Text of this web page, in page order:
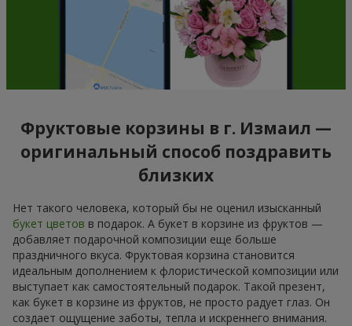
Фруктовые корзины в г. Измаил —
оригинальный способ поздравить
близких
Нет такого человека, который бы не оценил изысканный
букет цветов в подарок. А букет в корзине из фруктов —
добавляет подарочной композиции еще больше
праздничного вкуса. Фруктовая корзина становится
идеальным дополнением к флористической композиции или
выступает как самостоятельный подарок. Такой презент,
как букет в корзине из фруктов, не просто радует глаз. Он
создает ощущение заботы, тепла и искреннего внимания.